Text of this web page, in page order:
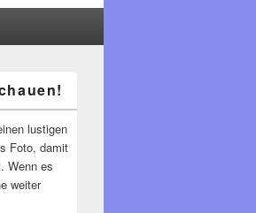
lustigen
Foto, damit
Wenn es
weiter